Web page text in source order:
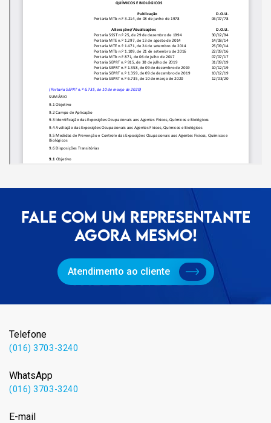
FALE COM UM REPRESENTANTE
AGORA MESMO!
Atendimento ao cliente
Telefone
(016) 3703-3240
WhatsApp
(016) 3703-3240
E-mail